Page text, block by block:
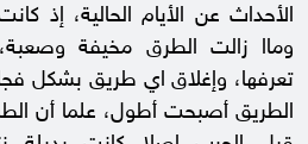
الأحداث عن الأيام الحالية، إذ
وماا زالت الطرق مخيفة
تعرفها، وإغلاق اي طريق بشكل
الطريق أصبحت أطول، علما أن